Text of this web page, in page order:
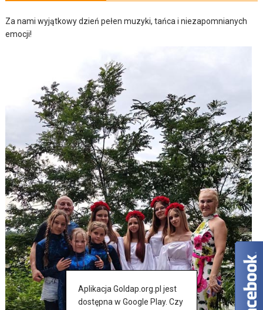
Za nami wyjątkowy dzień pełen muzyki, tańca i niezapomnianych
emocji!
Aplikacja Goldap.org.pl jest
dostępna w Google Play. Czy